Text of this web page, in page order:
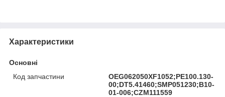
Характеристики
Основні
Код запчастини
OEG062050XF1052;PE100.130-
00;DT5.41460;SMP051230;B10-
01-006;CZM111559